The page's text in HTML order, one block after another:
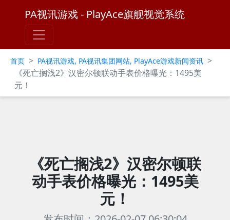
PA视讯游戏 - PlayAce旗舰视觉系统
首页 > PA视讯游戏, PA视讯集团网站, PlayAce游戏新闻资讯 >
《死亡搁浅2》汉密尔顿联动手表价格曝光：1495美
元！
《死亡搁浅2》汉密尔顿联
动手表价格曝光：1495美
元！